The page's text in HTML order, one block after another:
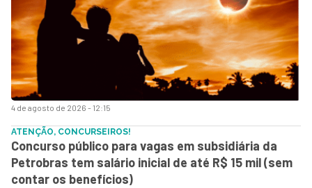
4 de agosto de 2026 - 12:15
ATENÇÃO, CONCURSEIROS!
Concurso público para vagas em subsidiária da
Petrobras tem salário inicial de até R$ 15 mil (sem
contar os benefícios)